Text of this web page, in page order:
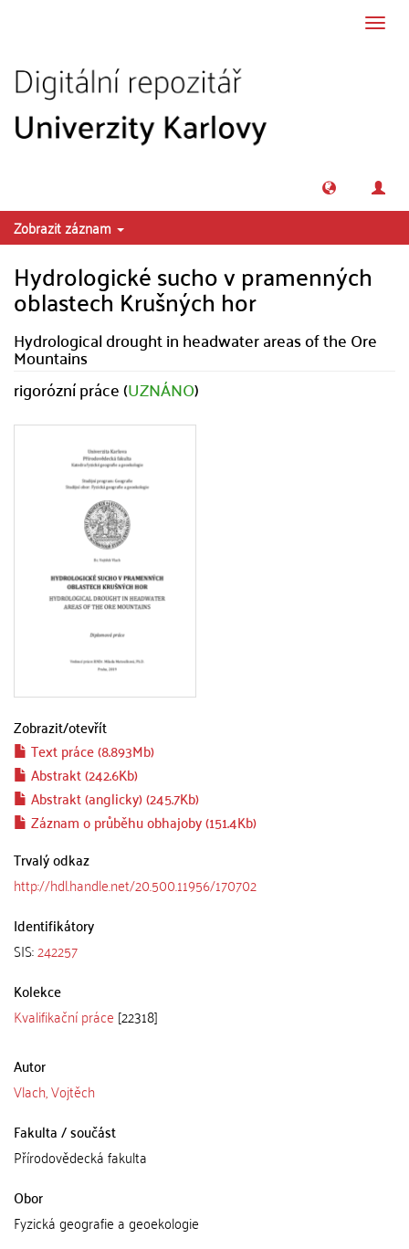
Zobrazit záznam
Hydrologické sucho v pramenných
oblastech Krušných hor
Hydrological drought in headwater areas of the Ore
Mountains
rigorózní práce (UZNÁNO)
Zobrazit/otevřít
Text práce (8.893Mb)
Abstrakt (242.6Kb)
Abstrakt (anglicky) (245.7Kb)
Záznam o průběhu obhajoby (151.4Kb)
Trvalý odkaz
http://hdl.handle.net/20.500.11956/170702
Identifikátory
SIS:242257
Kolekce
Kvalifikační práce [22318]
Autor
Vlach, Vojtěch
Fakulta / součást
Přírodovědecká fakulta
Obor
Fyzická geografie a geoekologie